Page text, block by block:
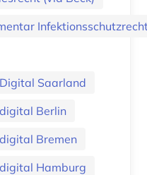
Saarland
Berlin
Bremen
Hamburg